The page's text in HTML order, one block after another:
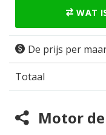
WAT
De prijs per
Totaal
Motor